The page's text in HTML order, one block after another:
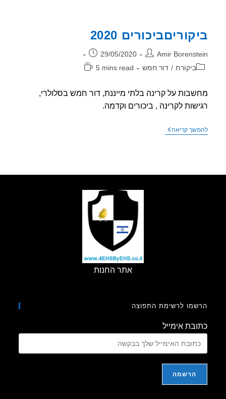
2020
Amir פורסם:
29/05/2020
ביקורת / דור חמש
זמן
5 mins read
על קרינה בלתי מייננת, דור חמש בסלולרי,
לקרינה , ביכורים וקדמה.
קריאהביקוריםביכורים
אתר החנות
לרשימת התפוצה
אימייל